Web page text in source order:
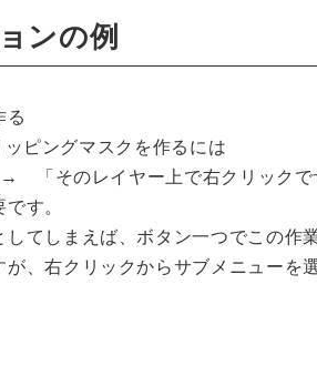
ンの例
る
ピングマスクを作るには
「そのレイヤー上で右クリックで
す。
てしまえば、ボタン一つでこの作
、右クリックからサブメニューを